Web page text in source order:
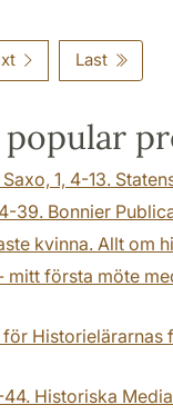
Last
1, 4-13.
39. Bonnier
kvinna. Allt om
första möte
Historiska